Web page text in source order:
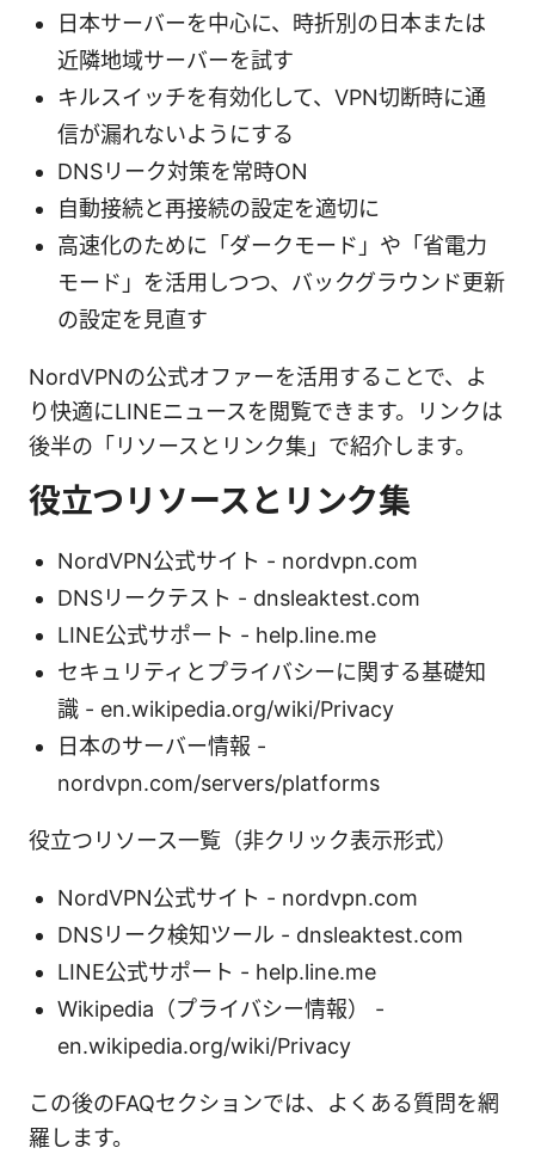
日本サーバーを中心に、時折別の日本または
近隣地域サーバーを試す
キルスイッチを有効化して、VPN切断時に通
信が漏れないようにする
DNSリーク対策を常時ON
自動接続と再接続の設定を適切に
高速化のために「ダークモード」や「省電力
モード」を活用しつつ、バックグラウンド更新
の設定を見直す
NordVPNの公式オファーを活用することで、よ
り快適にLINEニュースを閲覧できます。リンクは
後半の「リソースとリンク集」で紹介します。
役立つリソースとリンク集
NordVPN公式サイト - nordvpn.com
DNSリークテスト - dnsleaktest.com
LINE公式サポート - help.line.me
セキュリティとプライバシーに関する基礎知
識 - en.wikipedia.org/wiki/Privacy
日本のサーバー情報 -
nordvpn.com/servers/platforms
役立つリソース一覧（非クリック表示形式）
NordVPN公式サイト - nordvpn.com
DNSリーク検知ツール - dnsleaktest.com
LINE公式サポート - help.line.me
Wikipedia（プライバシー情報） -
en.wikipedia.org/wiki/Privacy
この後のFAQセクションでは、よくある質問を網
羅します。